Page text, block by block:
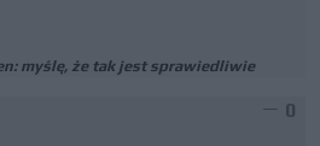
myślę, że tak jest sprawiedliwie
0